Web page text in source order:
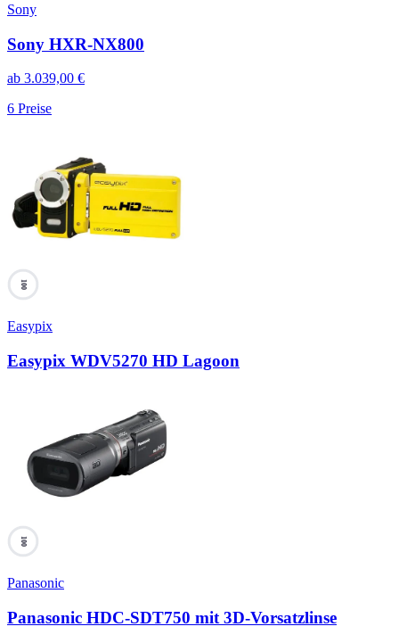
Sony
Sony HXR-NX800
ab 3.039,00 €
6 Preise
100
Easypix
Easypix WDV5270 HD Lagoon
100
Panasonic
Panasonic HDC-SDT750 mit 3D-Vorsatzlinse